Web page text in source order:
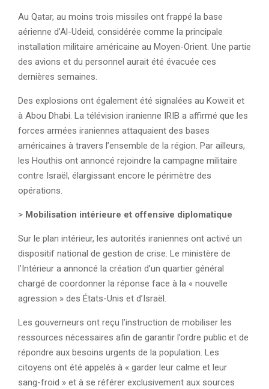
Au Qatar, au moins trois missiles ont frappé la base
aérienne d’Al-Udeid, considérée comme la principale
installation militaire américaine au Moyen-Orient. Une partie
des avions et du personnel aurait été évacuée ces
dernières semaines.
Des explosions ont également été signalées au Koweït et
à Abou Dhabi. La télévision iranienne IRIB a affirmé que les
forces armées iraniennes attaquaient des bases
américaines à travers l’ensemble de la région. Par ailleurs,
les Houthis ont annoncé rejoindre la campagne militaire
contre Israël, élargissant encore le périmètre des
opérations.
> Mobilisation intérieure et offensive diplomatique
Sur le plan intérieur, les autorités iraniennes ont activé un
dispositif national de gestion de crise. Le ministère de
l’Intérieur a annoncé la création d’un quartier général
chargé de coordonner la réponse face à la « nouvelle
agression » des États-Unis et d’Israël.
Les gouverneurs ont reçu l’instruction de mobiliser les
ressources nécessaires afin de garantir l’ordre public et de
répondre aux besoins urgents de la population. Les
citoyens ont été appelés à « garder leur calme et leur
sang-froid » et à se référer exclusivement aux sources